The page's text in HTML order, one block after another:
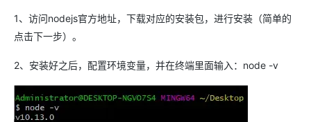
1、访问nodejs官方地址，下载对应的安装包，进行安装（简单的
点击下一步）。
2、安装好之后，配置环境变量，并在终端里面输入：node -v